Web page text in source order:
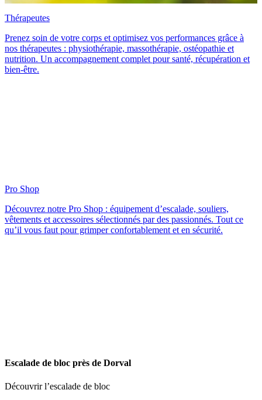
Thérapeutes
Prenez soin de votre corps et optimisez vos performances grâce à
nos thérapeutes : physiothérapie, massothérapie, ostéopathie et
nutrition. Un accompagnement complet pour santé, récupération et
bien-être.
Pro Shop
Découvrez notre Pro Shop : équipement d’escalade, souliers,
vêtements et accessoires sélectionnés par des passionnés. Tout ce
qu’il vous faut pour grimper confortablement et en sécurité.
Escalade de bloc près de Dorval
Découvrir l’escalade de bloc